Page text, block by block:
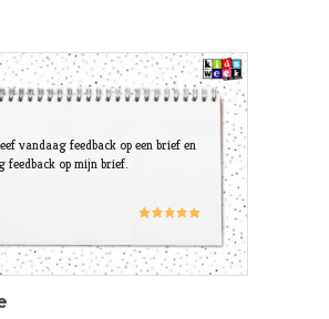
vandaag feedback op een brief en
feedback op mijn brief.